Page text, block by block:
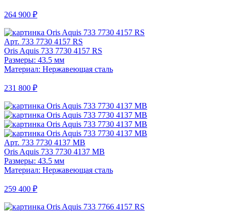
264 900 ₽
Арт. 733 7730 4157 RS
Oris Aquis 733 7730 4157 RS
Размеры: 43.5 мм
Материал: Нержавеющая сталь
231 800 ₽
Арт. 733 7730 4137 MB
Oris Aquis 733 7730 4137 MB
Размеры: 43.5 мм
Материал: Нержавеющая сталь
259 400 ₽